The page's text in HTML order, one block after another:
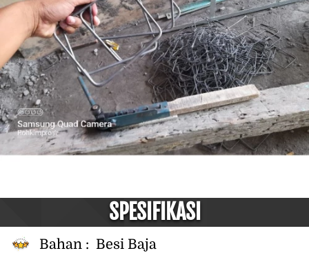
SPESIFIKASI
Bahan : Besi Baja